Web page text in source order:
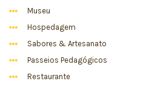
Museu
Hospedagem
Sabores & Artesanato
Passeios Pedagógicos
Restaurante